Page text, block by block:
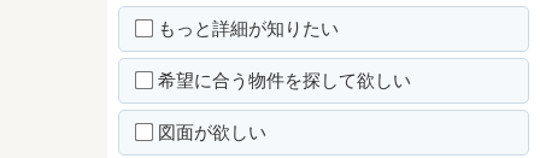
もっと詳細が知りたい
希望に合う物件を探して欲しい
図面が欲しい